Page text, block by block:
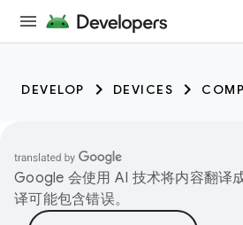
DEVELOP DEVICES
Google 会使用 AI 技术将内容翻译
译可能包含错误。